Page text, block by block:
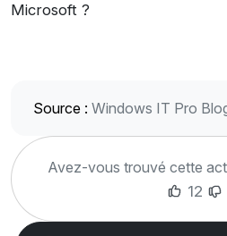
Microsoft ?
Source : Windows IT Pro
Avez-vous trouvé cette
12